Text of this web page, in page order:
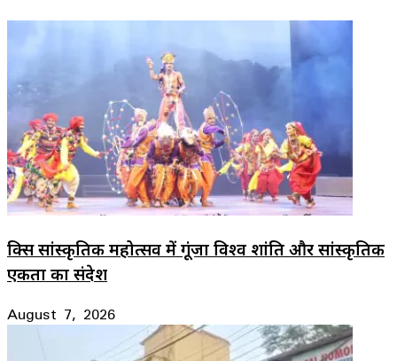
ब्रिक्स सांस्कृतिक महोत्सव में गूंजा विश्व शांति और सांस्कृतिक
एकता का संदेश
August 7, 2026